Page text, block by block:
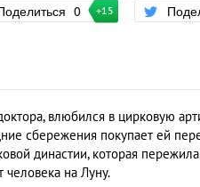
0 +15
влюбился в цирковую
сбережения покупает ей
династии, которая
на Луну.